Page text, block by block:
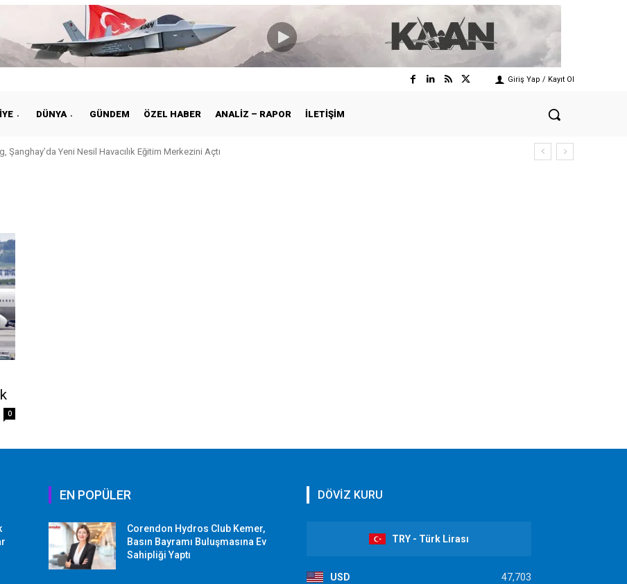
Giriş Yap / Kayıt Ol
DÜNYA GÜNDEM ÖZEL HABER ANALIZ – RAPOR İLETIŞIM
Şanghay’da Yeni Nesil Havacılık Eğitim Merkezini Açtı
0
EN POPÜLER
Corendon Hydros Club Kemer,
Basın Bayramı Buluşmasına Ev
Sahipliği Yaptı
DÖVİZ KURU
TRY - Türk Lirası
USD 47,703